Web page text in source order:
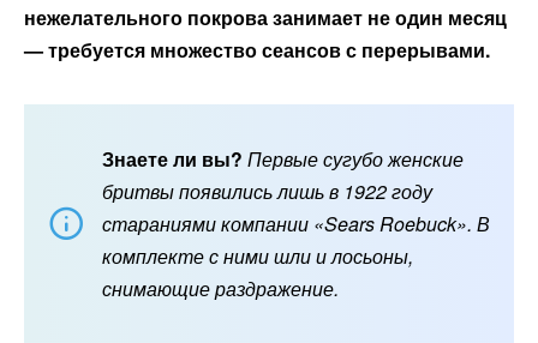
нежелательного покрова занимает не один месяц
— требуется множество сеансов с перерывами.
Знаете ли вы? Первые сугубо женские
бритвы появились лишь в 1922 году
стараниями компании «Sears Roebuck». В
комплекте с ними шли и лосьоны,
снимающие раздражение.